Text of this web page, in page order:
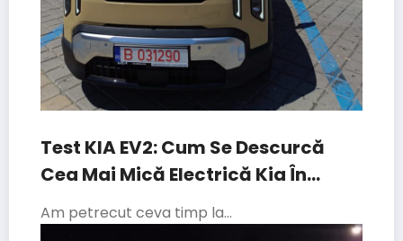
Test KIA EV2: Cum Se Descurcă
Cea Mai Mică Electrică Kia În
Traficul Din București
Am petrecut ceva timp la…